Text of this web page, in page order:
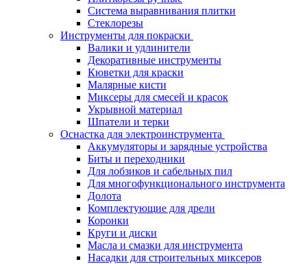
Система выравнивания плитки
Стеклорезы
Инструменты для покраски
Валики и удлинители
Декоративные инструменты
Кюветки для краски
Малярные кисти
Миксеры для смесей и красок
Укрывной материал
Шпатели и терки
Оснастка для электроинструмента
Аккумуляторы и зарядные устройства
Биты и переходники
Для лобзиков и сабельных пил
Для многофункционального инструмента
Долота
Комплектующие для дрели
Коронки
Круги и диски
Масла и смазки для инструмента
Насадки для строительных миксеров